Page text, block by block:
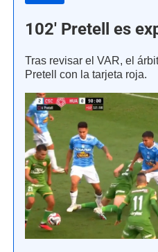
102' Pretell es
Tras revisar el VAR, el
Pretell con la tarjeta roja.